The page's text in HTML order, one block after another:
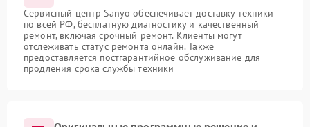
Сервисный центр Sanyo обеспечивает доставку техники
по всей РФ, бесплатную диагностику и качественный
ремонт, включая срочный ремонт. Клиенты могут
отслеживать статус ремонта онлайн. Также
предоставляется постгарантийное обслуживание для
продления срока службы техники